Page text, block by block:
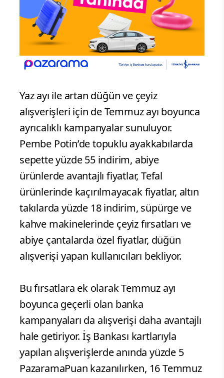
Yaz ayı ile artan düğün ve çeyiz
alışverişleri için de Temmuz ayı boyunca
ayrıcalıklı kampanyalar sunuluyor.
Pembe Potin’de topuklu ayakkabılarda
sepette yüzde 55 indirim, abiye
ürünlerde avantajlı fiyatlar, Tefal
ürünlerinde kaçırılmayacak fiyatlar, altın
takılarda yüzde 18 indirim, süpürge ve
kahve makinelerinde çeyiz fırsatları ve
abiye çantalarda özel fiyatlar, düğün
alışverişi yapan kullanıcıları bekliyor.
Bu fırsatlara ek olarak Temmuz ayı
boyunca geçerli olan banka
kampanyaları da alışverişi daha avantajlı
hale getiriyor. İş Bankası kartlarıyla
yapılan alışverişlerde anında yüzde 5
PazaramaPuan kazanılırken, 16 Temmuz